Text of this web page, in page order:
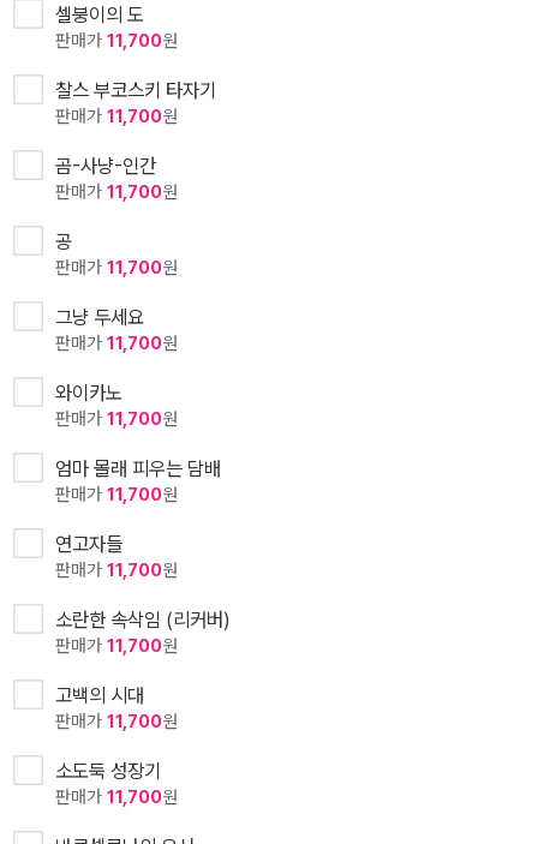
셀붕이의 도
판매가 11,700원
찰스 부코스키 타자기
판매가 11,700원
곰-사냥-인간
판매가 11,700원
공
판매가 11,700원
그냥 두세요
판매가 11,700원
와이카노
판매가 11,700원
엄마 몰래 피우는 담배
판매가 11,700원
연고자들
판매가 11,700원
소란한 속삭임 (리커버)
판매가 11,700원
고백의 시대
판매가 11,700원
소도둑 성장기
판매가 11,700원